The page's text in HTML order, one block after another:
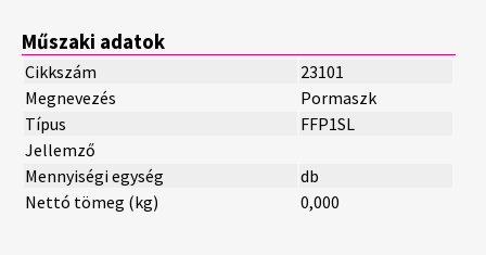
Műszaki adatok
Cikkszám
23101
Megnevezés
Pormaszk
Típus
FFP1SL
Jellemző
Mennyiségi egység
db
Nettó tömeg (kg)
0,000